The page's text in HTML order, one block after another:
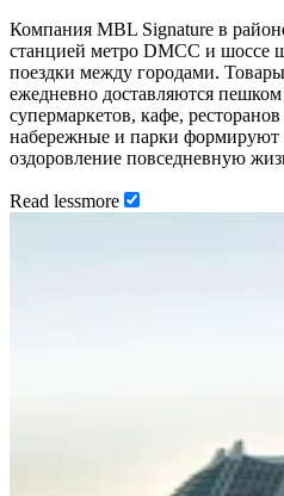
Компания MBL Signature в
станцией метро DMCC и шоссе
поездки между городами.
ежедневно доставляются
супермаркетов, кафе,
набережные и парки
оздоровление повседневную
Read lessmore